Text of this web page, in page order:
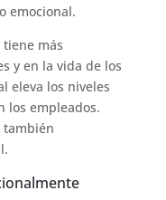
emocional.
tiene más
y en la vida de los
eleva los niveles
los empleados.
también